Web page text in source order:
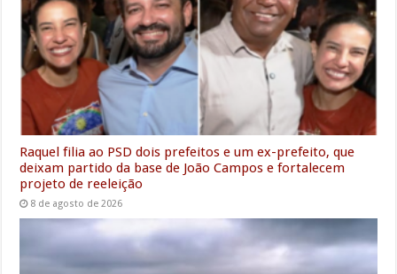
Raquel filia ao PSD dois prefeitos e um ex-prefeito, que
deixam partido da base de João Campos e fortalecem
projeto de reeleição
8 de agosto de 2026